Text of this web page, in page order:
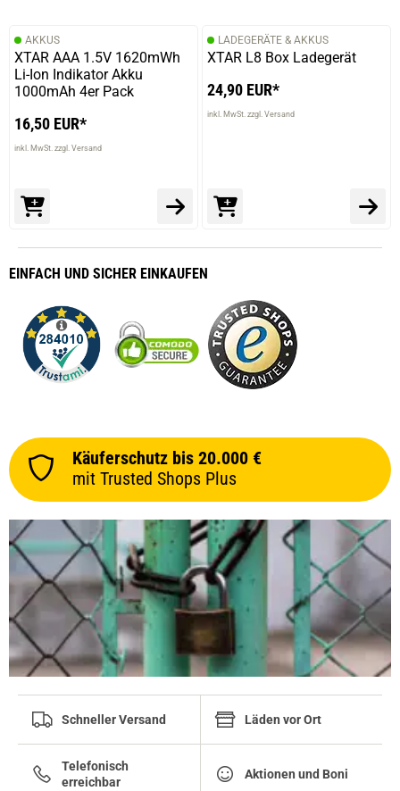
AKKUS
XTAR AAA 1.5V 1620mWh
Li-Ion Indikator Akku
1000mAh 4er Pack
16,50 EUR*
inkl. MwSt. zzgl. Versand
LADEGERÄTE & AKKUS
XTAR L8 Box Ladegerät
24,90 EUR*
inkl. MwSt. zzgl. Versand
EINFACH UND SICHER EINKAUFEN
Käuferschutz bis 20.000 €
mit Trusted Shops Plus
Schneller Versand Läden vor Ort
Telefonisch
erreichbar
Aktionen und Boni